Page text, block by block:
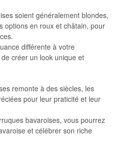
soient généralement blondes,
options en roux et châtain, pour
différente à votre
créer un look unique et
remonte à des siècles, les
pour leur praticité et leur
bavaroises, vous pourrez
et célébrer son riche